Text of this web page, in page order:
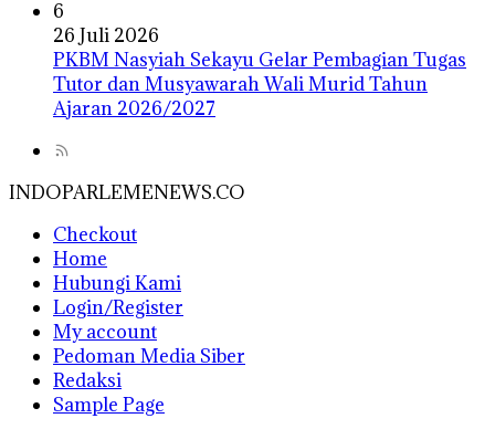
6
26 Juli 2026
PKBM Nasyiah Sekayu Gelar Pembagian Tugas
Tutor dan Musyawarah Wali Murid Tahun
Ajaran 2026/2027
INDOPARLEMENEWS.CO
Checkout
Home
Hubungi Kami
Login/Register
My account
Pedoman Media Siber
Redaksi
Sample Page